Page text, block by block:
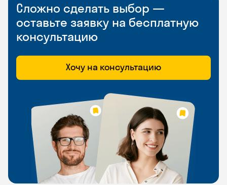
Сложно сделать выбор —
оставьте заявку на бесплатную
консультацию
Хочу на консультацию